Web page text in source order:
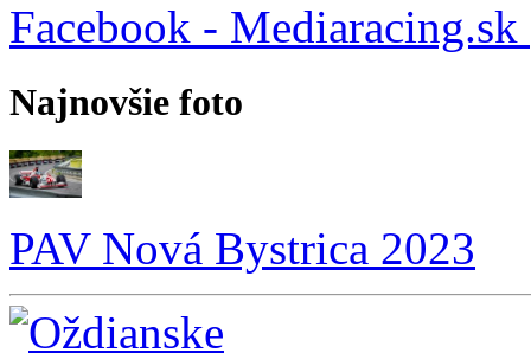
Facebook - Mediaracing.sk
Najnovšie foto
PAV Nová Bystrica 2023